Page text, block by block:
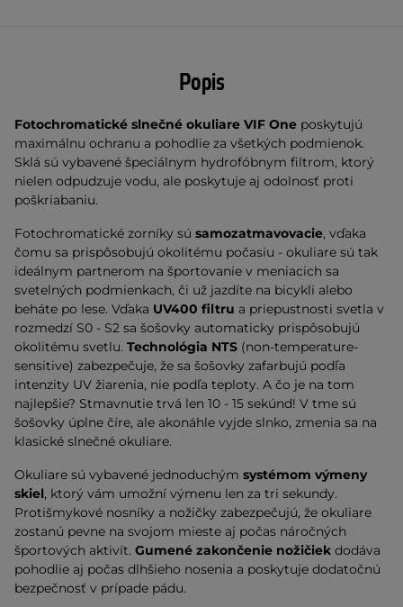
Popis
Fotochromatické slnečné okuliare VIF One poskytujú
maximálnu ochranu a pohodlie za všetkých podmienok.
Sklá sú vybavené špeciálnym hydrofóbnym filtrom, ktorý
nielen odpudzuje vodu, ale poskytuje aj odolnosť proti
poškriabaniu.
Fotochromatické zorníky sú samozatmavovacie, vďaka
čomu sa prispôsobujú okolitému počasiu - okuliare sú tak
ideálnym partnerom na športovanie v meniacich sa
svetelných podmienkach, či už jazdíte na bicykli alebo
beháte po lese. Vďaka UV400 filtru a priepustnosti svetla v
rozmedzí S0 - S2 sa šošovky automaticky prispôsobujú
okolitému svetlu. Technológia NTS (non-temperature-
sensitive) zabezpečuje, že sa šošovky zafarbujú podľa
intenzity UV žiarenia, nie podľa teploty. A čo je na tom
najlepšie? Stmavnutie trvá len 10 - 15 sekúnd! V tme sú
šošovky úplne číre, ale akonáhle vyjde slnko, zmenia sa na
klasické slnečné okuliare.
Okuliare sú vybavené jednoduchým systémom výmeny
skiel, ktorý vám umožní výmenu len za tri sekundy.
Protišmykové nosníky a nožičky zabezpečujú, že okuliare
zostanú pevne na svojom mieste aj počas náročných
športových aktivít. Gumené zakončenie nožičiek dodáva
pohodlie aj počas dlhšieho nosenia a poskytuje dodatočnú
bezpečnosť v prípade pádu.